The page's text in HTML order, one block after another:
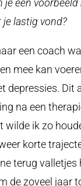
je een voorbeeld
lastig vond?
een coach
mee kan
depressies. Dit
na een
wilde ik zo
korte
terug valletjes
de zoveel jaar